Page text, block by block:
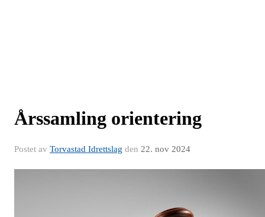
Årssamling orientering
Postet av Torvastad Idrettslag den 22. nov 2024